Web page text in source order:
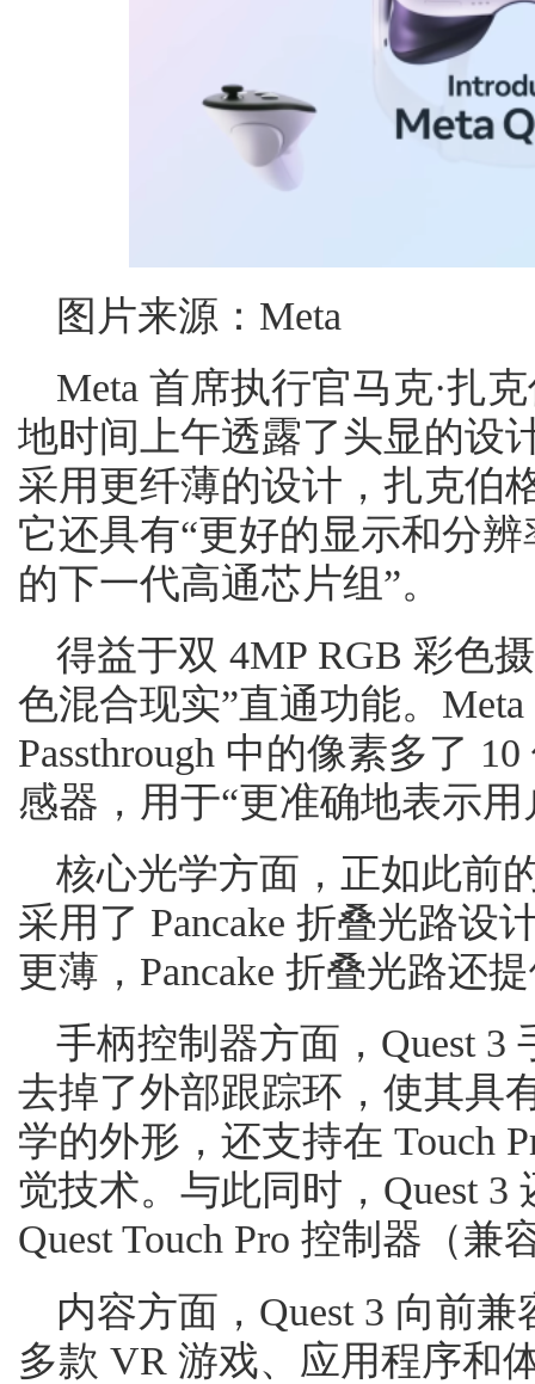
图片来源：Meta
Meta 首席执行官马克·扎
地时间上午透露了头显的设
采用更纤薄的设计，扎克伯
它还具有“更好的显示和分
的下一代高通芯片组”。
得益于双 4MP RGB 彩色
色混合现实”直通功能。
Passthrough 中的像素多了
感器，用于“更准确地表示
核心光学方面，正如此前
采用了 Pancake 折叠光路设
更薄，Pancake 折叠光路还
手柄控制器方面，Quest 3
去掉了外部跟踪环，使其具
学的外形，还支持在 Touch
觉技术。与此同时，Quest 3
Quest Touch Pro 控制器（兼
内容方面，Quest 3 向前
多款 VR 游戏、应用程序和